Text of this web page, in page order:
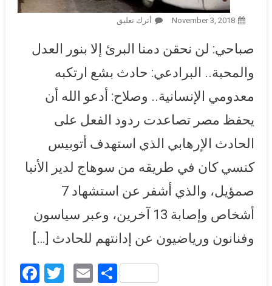
November 3, 2018 أترك تعليق
المنيا الإرهابي: دم المصريين
صباحي: لن نحقن دمنا البرئ إلا بنور العدل
والمحبة.. البرادعي: حادث بشع ارتكبه
معدومي الإنسانية.. وصلاح: أدعو الله أن
يحفظ مصر تصاعدت ردود الفعل على
الحادث الإرهابي الذي استهدف أتوبيس
كنسي كان في طريقه من سوهاج لدير الأنبا
صمؤيل، والذي أشفر عن استشهاد 7
أشخاص وإصابة 13 آخرين، وعبر سياسون
وفنانون ورياضيون عن إدانتهم للحادث […]
Facebook
Twitter
EmailShare